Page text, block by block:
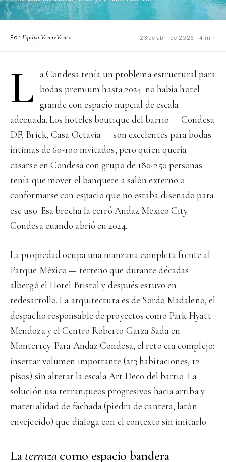
Por Equipo VenueVento 23 de abril de 2026 · 4 min
L a Condesa tenía un problema estructural para
bodas premium hasta 2024: no había hotel
grande con espacio nupcial de escala
adecuada. Los hoteles boutique del barrio — Condesa
DF, Brick, Casa Octavia — son excelentes para bodas
íntimas de 60-100 invitados, pero quien quería
casarse en Condesa con grupo de 180-250 personas
tenía que mover el banquete a salón externo o
conformarse con espacio que no estaba diseñado para
ese uso. Esa brecha la cerró Andaz Mexico City
Condesa cuando abrió en 2024.
La propiedad ocupa una manzana completa frente al
Parque México — terreno que durante décadas
albergó el Hotel Bristol y después estuvo en
redesarrollo. La arquitectura es de Sordo Madaleno, el
despacho responsable de proyectos como Park Hyatt
Mendoza y el Centro Roberto Garza Sada en
Monterrey. Para Andaz Condesa, el reto era complejo:
insertar volumen importante (213 habitaciones, 12
pisos) sin alterar la escala Art Deco del barrio. La
solución usa retranqueos progresivos hacia arriba y
materialidad de fachada (piedra de cantera, latón
envejecido) que dialoga con el contexto sin imitarlo.
Laterrazacomo espacio bandera